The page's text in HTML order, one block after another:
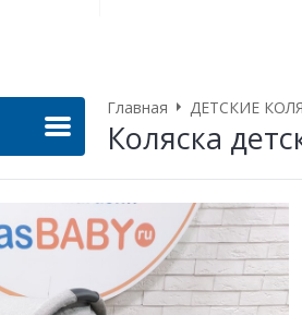
Главная ДЕТСКИЕ
Коляска